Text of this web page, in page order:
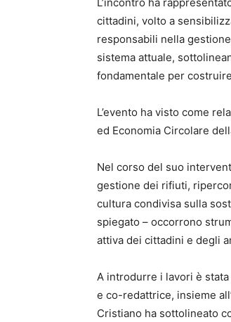
cittadini, volto a
responsabili nella
sistema attuale,
fondamentale per
L’evento ha visto come
ed Economia Circolare
Nel corso del suo
gestione dei rifiuti,
cultura condivisa sulla
spiegato – occorrono
attiva dei cittadini e degli
A introdurre i lavori è
e co-redattrice, insieme
Cristiano ha sottolineato